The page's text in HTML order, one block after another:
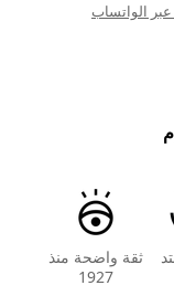
عبر الواتساب
ثقة واضحة منذ
1927